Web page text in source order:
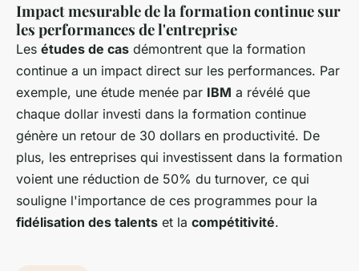
Impact mesurable de la formation continue sur
les performances de l'entreprise
Les études de cas démontrent que la formation
continue a un impact direct sur les performances. Par
exemple, une étude menée par IBM a révélé que
chaque dollar investi dans la formation continue
génère un retour de 30 dollars en productivité. De
plus, les entreprises qui investissent dans la formation
voient une réduction de 50% du turnover, ce qui
souligne l'importance de ces programmes pour la
fidélisation des talents et la compétitivité.